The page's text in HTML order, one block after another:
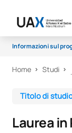
Informazioni sul
Programma
Opportunità di
Home Studi
Titolo di
Laurea